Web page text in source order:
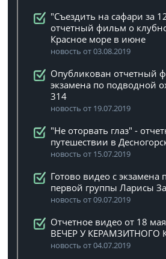
"Съездить на сафари за
отчетный фильм о
Красное море в июне
новость от 03.08.2019
Опубликован отчетный
экзамена по подводной
314
новость от 19.07.2019
"Не оторвать глаз" -
путешествии в
новость от 15.07.2019
Готово видео с
первой группы Ларисы
новость от 09.07.2019
Отчетное видео от 18
ВЕЧЕР У КЕРАМЗИТНОГО
новость от 04.07.2019